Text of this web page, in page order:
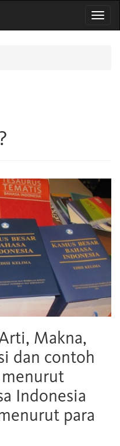
Makna,
dan contoh
Indonesia
para